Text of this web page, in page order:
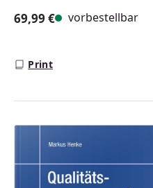
69,99 € vorbestellbar
Print